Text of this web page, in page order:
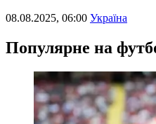
08.08.2025, 06:00 Україна
Популярне на